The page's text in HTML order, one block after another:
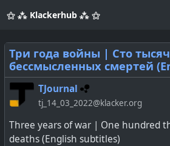
⚝ ⁂ Klackerhub ⁂ ⚝
Три года войны | Сто тысяч
бессмысленных смертей
TJournal
tj_14_03_2022@klacker.org
Three years of war | One hundred
deaths (English subtitles)